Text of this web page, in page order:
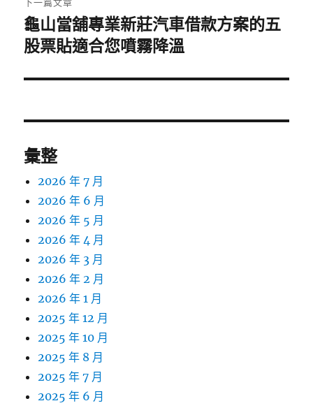
下
一
文
龜山當舖專業新莊汽車借款方案的五
股票貼適合您噴霧降溫
彙整
2026 年 7 月
2026 年 6 月
2026 年 5 月
2026 年 4 月
2026 年 3 月
2026 年 2 月
2026 年 1 月
2025 年 12 月
2025 年 10 月
2025 年 8 月
2025 年 7 月
2025 年 6 月